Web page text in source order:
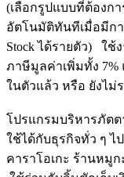
(เลือกรูปแบบที่ต้องก
อัตโนมัติทันทีเมื่อมีก
Stock ได้รายตัว) ใช้
ภาษีมูลค่าเพิ่มทั้ง
ในตัวแล้ว หรือ ยังไม่
โปรแกรมบริหารภัตต
ใช้ได้กับธุรกิจทั่ว ๆ
คาราโอเกะ ร้านหมู